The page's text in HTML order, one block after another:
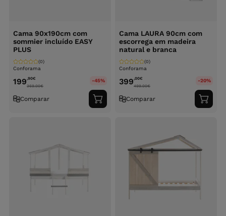
Cama 90x190cm com
sommier incluído EASY
PLUS
Conforama
(0)
199,90€
369.00€
-45%
Comparar
Adicionar
ao
Cama LAURA 90cm com
escorrega em madeira
natural e branca
Conforama
(0)
399,00€
499.00€
-20%
Comparar
ao